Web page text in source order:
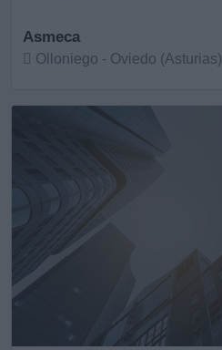
Asmeca
Olloniego - Oviedo (Asturias)